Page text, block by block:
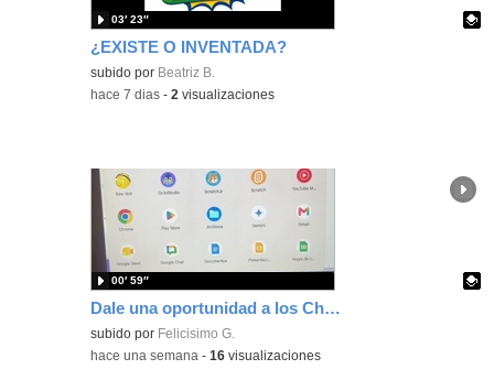
¿EXISTE O INVENTADA?
Contenido educativo.
subido por Beatriz B.
03′ 23″
-hace 7 dias -2 visualizaciones
Dale una oportunidad a los Chromebooks y utiliza un proyector para realizar talleres si no tienes pantallas táctiles
Contenido educativo.
subido por Felicisimo G.
00′ 59″
-hace una semana -16 visualizaciones